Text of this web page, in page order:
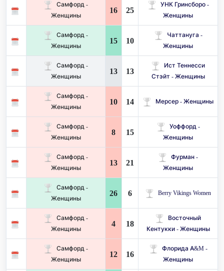
Самфорд -
Женщины
16 25
УНК Гринсборо -
Женщины
Самфорд -
Женщины
15 10
Чаттануга -
Женщины
Самфорд -
Женщины
13 13
Ист Теннесси
Стэйт - Женщины
Самфорд -
Женщины
10 14 Мерсер - Женщины
Самфорд -
Женщины
8 15
Уоффорд -
Женщины
Самфорд -
Женщины
13 21
Фурман -
Женщины
Самфорд -
Женщины
26 6 Berry Vikings Women
Самфорд -
Женщины
4 18
Восточный
Кентукки - Женщины
Самфорд -
Женщины
12 16
Флорида A&M -
Женщины